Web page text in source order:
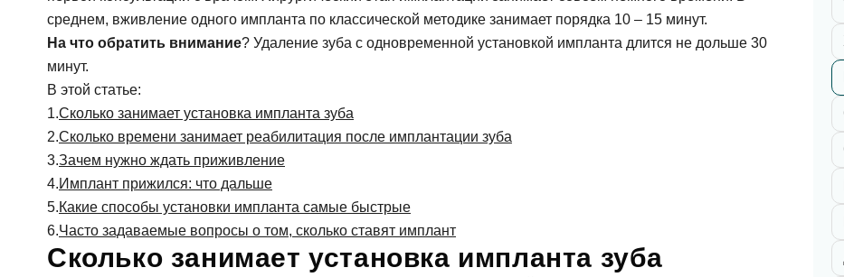
Синус лифтинг
Импланты Straumann
Имплантация передних
Имплантация нижней
Имплантация верхней
Ортопедия, протезирование: коронки, вкладки, виниры
Коронка из диоксида
Керамическая коронка E-
Ортодонтия (исправление прикуса): брекеты, элайнеры
Лечение десен (пародонтология)
Профилактика и профессиональная гигиена
Отбеливание зубов
Гигиена зубов детям и профилактика
среднем, вживление одного импланта по классической методике занимает порядка 10 – 15 минут.
На что обратить внимание? Удаление зуба с одновременной установкой импланта длится не дольше 30
минут.
В этой статье:
Сколько занимает установка импланта зуба
Сколько времени занимает реабилитация после имплантации зуба
Зачем нужно ждать приживление
Имплант прижился: что дальше
Какие способы установки импланта самые быстрые
Часто задаваемые вопросы о том, сколько ставят имплант
Сколько занимает установка импланта зуба